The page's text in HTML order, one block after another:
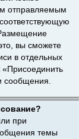
отправляемым
вы сможете
в отдельных
сообщения.
при
темы